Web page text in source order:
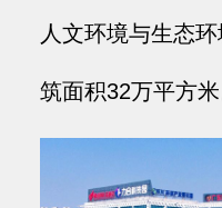
人文环境与生态
筑面积32万平方米